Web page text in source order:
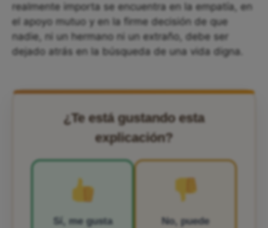
realmente importa se encuentra en la empatía, en
el apoyo mutuo y en la firme decisión de que
nadie, ni un hermano ni un extraño, debe ser
dejado atrás en la búsqueda de una vida digna.
¿Te está gustando esta
explicación?
Sí, me gusta
No, puede